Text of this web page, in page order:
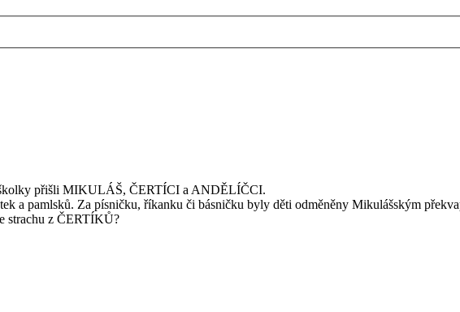
školky přišli MIKULÁŠ, ČERTÍCI a ANDĚLÍČCI.
a pamlsků. Za písničku, říkanku či básničku byly děti odměněny Mikulášským
strachu z ČERTÍKŮ?